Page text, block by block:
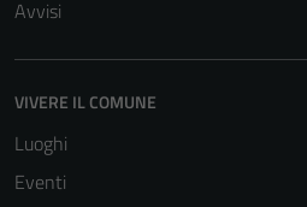
Avvisi
VIVERE IL COMUNE
Luoghi
Eventi